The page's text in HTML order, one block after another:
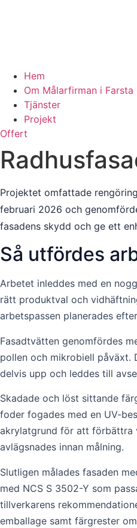
Hem
Om Målarfirman i Farsta
Tjänster
Projekt
Offert
Projektet omfattade
februari 2026 och
fasadens skydd och ge ett
Så utfördes
Arbetet inleddes med en
rätt produktval och
arbetspassen planerades
Fasadtvätten genomfördes
pollen och mikrobiell påväxt.
delvis upp och leddes till
Skadade och löst sittande
foder fogades med en UV-
akrylatgrund för att förbättra
avlägsnades innan målning.
Slutligen målades fasaden
med NCS S 3502-Y som
tillverkarens
emballage samt färgrester